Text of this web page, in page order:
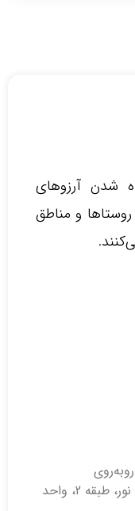
شدن آرزوهای
و مناطق
فرهنگسرای نور، پلاک 464، ساختمان نور، طبقه 2، واحد